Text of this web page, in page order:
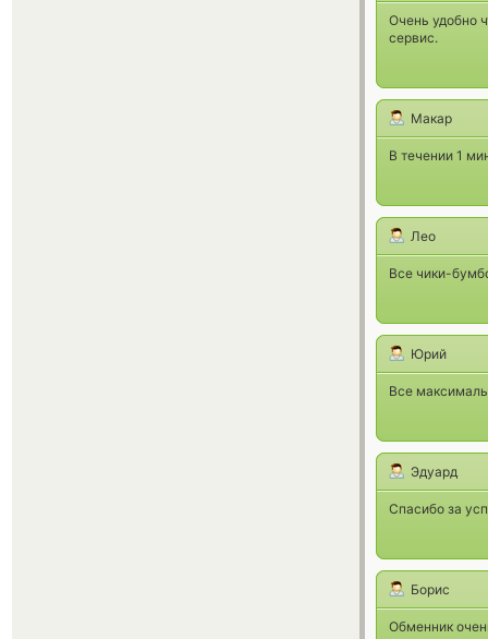
Очень удобно
сервис.
Макар
В течении 1
Лео
Все чики-
Юрий
Все
Эдуард
Спасибо за
Борис
Обменник